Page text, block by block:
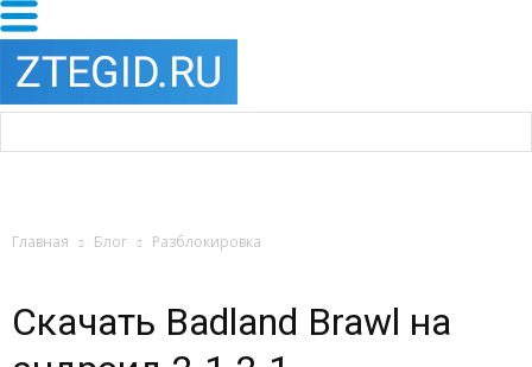
Главная Блог Разблокировка
Скачать Badland Brawl на